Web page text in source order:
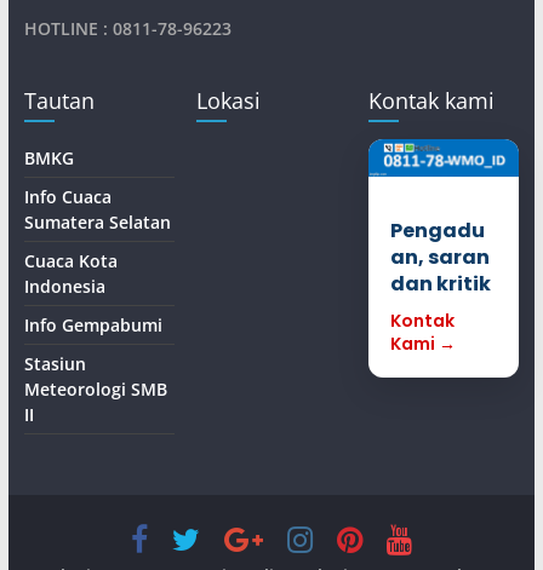
HOTLINE : 0811-78-96223
Tautan
BMKG
Info Cuaca
Sumatera Selatan
Cuaca Kota
Indonesia
Info Gempabumi
Stasiun
Meteorologi SMB
II
Lokasi Kontak kami
Pengadu
an, saran
dan kritik
Kontak
Kami →